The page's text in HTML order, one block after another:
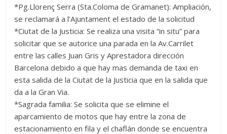
*Pg.Llorenç Serra (Sta.Coloma de Gramanet): Ampliación,
se reclamará a l’Ajuntament el estado de la solicitud
*Ciutat de la Justicia: Se realiza una visita “in situ” para
solicitar que se autorice una parada en la Av.Carrilet
entre las calles Juan Gris y Aprestadora dirección
Barcelona debido a que hay mas demanda de taxi en
esta salida de la Ciutat de la Justicia que en la salida que
da a la Gran Via.
*Sagrada familia: Se solicita que se elimine el
aparcamiento de motos que hay entre la zona de
estacionamiento en fila y el chaflán donde se encuentra